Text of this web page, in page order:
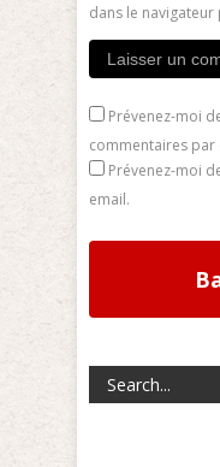
dans le
Prévenez-moi
commentaires par
Prévenez-moi
email.